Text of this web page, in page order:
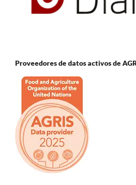
Proveedores de datos activos de